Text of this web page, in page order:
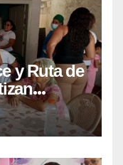
y Ruta de
en